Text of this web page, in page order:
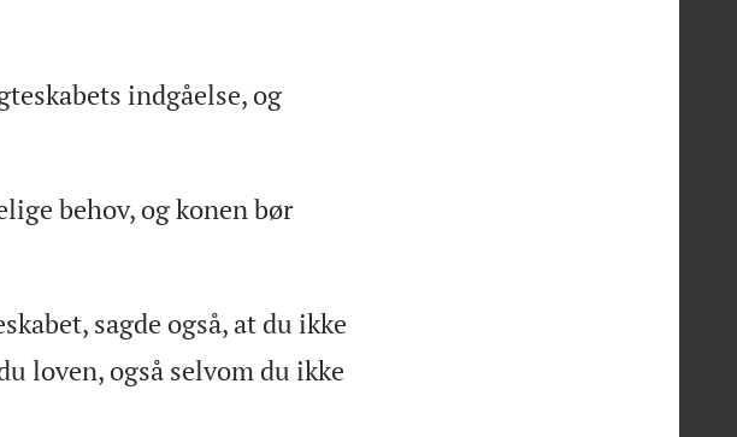
indgåelse, og
behov, og konen bør
sagde også, at du ikke
loven, også selvom du ikke